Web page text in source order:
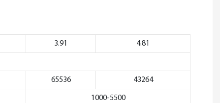
3.91 4.81
65536 43264
1000-5500